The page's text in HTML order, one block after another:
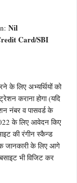
Nil
Card/SBI
के लिए अभ्यर्थियों को
कराना होगा (यदि
नंबर व पासवर्ड के
के लिए आवेदन किए
की रंगीन स्कैन्ड
के लिए आगे
भी विजिट कर